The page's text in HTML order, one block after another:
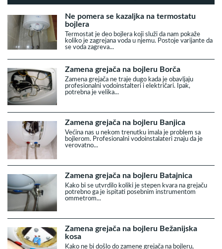
Ne pomera se kazaljka na termostatu
bojlera
Termostat je deo bojlera koji služi da nam pokaže
koliko je zagrejana voda u njemu. Postoje varijante da
se voda zagreva...
Zamena grejača na bojleru Borča
Zamena grejača ne traje dugo kada je obavljaju
profesionalni vodoinstalteri i električari. Ipak,
potrebna je velika...
Zamena grejača na bojleru Banjica
Većina nas u nekom trenutku imala je problem sa
bojlerom. Profesionalni vodoinstalateri znaju da je
verovatno...
Zamena grejača na bojleru Batajnica
Kako bi se utvrdilo koliki je stepen kvara na grejaču
potrebno ga je ispitati posebnim instrumentom
ommetrom...
Zamena grejača na bojleru Bežanijska
kosa
Kako ne bi došlo do zamene grejača na bojleru,